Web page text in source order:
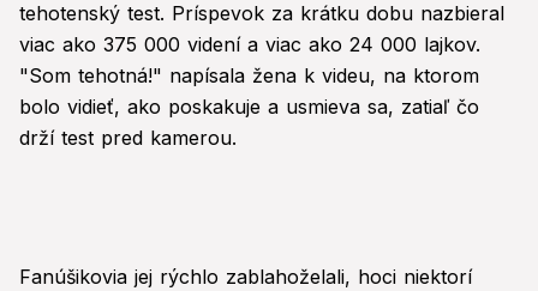
tehotenský test. Príspevok za krátku dobu nazbieral
viac ako 375 000 videní a viac ako 24 000 lajkov.
"Som tehotná!" napísala žena k videu, na ktorom
bolo vidieť, ako poskakuje a usmieva sa, zatiaľ čo
drží test pred kamerou.
Fanúšikovia jej rýchlo zablahoželali, hoci niektorí